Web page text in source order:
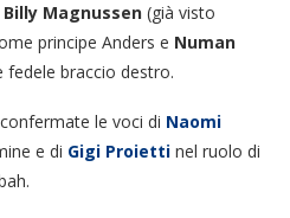
Billy Magnussen (già visto
principe Anders e Numan
fedele braccio destro.
le voci di Naomi
e di Gigi Proietti nel ruolo di